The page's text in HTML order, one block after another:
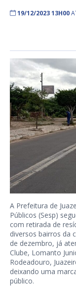
19/12/2023 13H00
A Prefeitura de
Públicos (Sesp)
com retirada de
diversos bairros da
de dezembro, já
Clube, Lomanto
Rodeadouro,
deixando uma
público.